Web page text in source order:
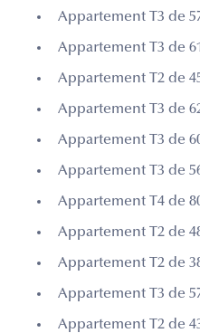
Appartement T3 de
Appartement T3 de
Appartement T2 de
Appartement T3 de
Appartement T3 de
Appartement T3 de
Appartement T4 de
Appartement T2 de
Appartement T2 de
Appartement T3 de
Appartement T2 de